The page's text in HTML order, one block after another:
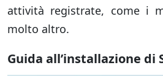
attività registrate, come i
molto altro.
Guida all’installazione di